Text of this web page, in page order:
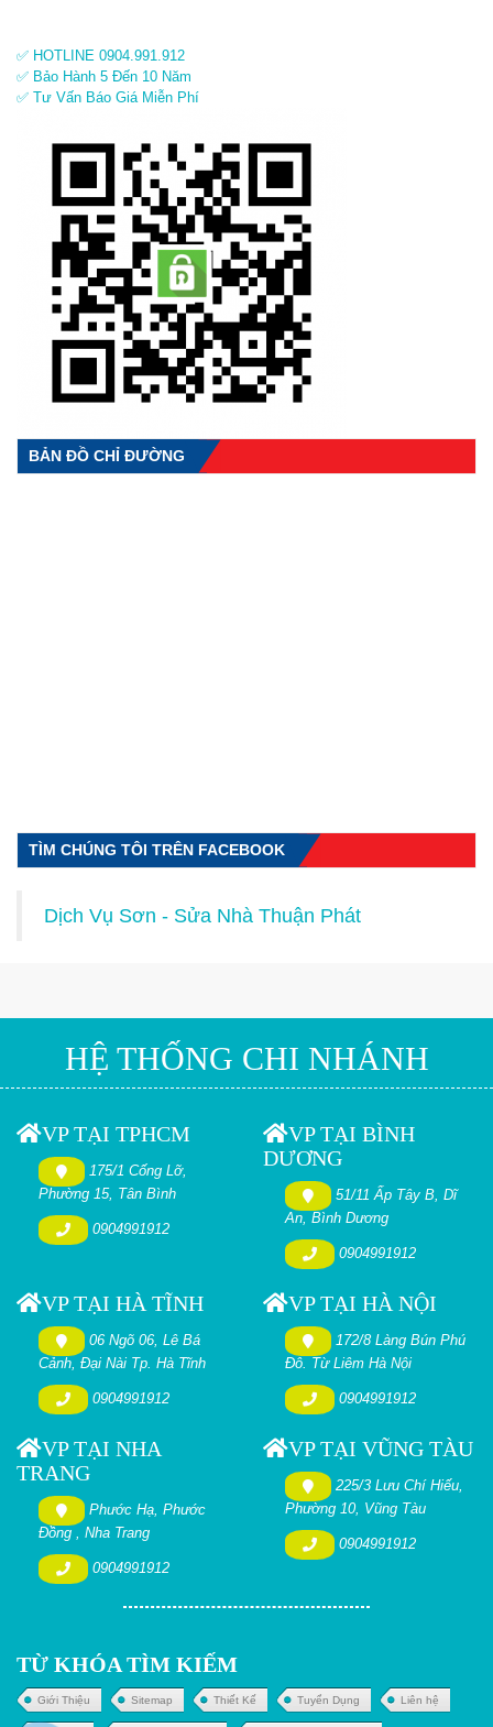
✅ HOTLINE 0904.991.912
✅ Bảo Hành 5 Đến 10 Năm
✅ Tư Vấn Báo Giá Miễn Phí
BẢN ĐỒ CHỈ ĐƯỜNG
TÌM CHÚNG TÔI TRÊN FACEBOOK
Dịch Vụ Sơn - Sửa Nhà Thuận Phát
HỆ THỐNG CHI NHÁNH
VP TẠI TPHCM
175/1 Cống Lỡ,
Phường 15, Tân Bình
0904991912
VP TẠI BÌNH
DƯƠNG
51/11 Ấp Tây B, Dĩ
An, Bình Dương
0904991912
VP TẠI HÀ TĨNH
06 Ngõ 06, Lê Bá
Cảnh, Đại Nài Tp. Hà Tĩnh
0904991912
VP TẠI HÀ NỘI
172/8 Làng Bún Phú
Đô. Từ Liêm Hà Nội
0904991912
VP TẠI NHA
TRANG
Phước Hạ, Phước
Đồng , Nha Trang
0904991912
VP TẠI VŨNG TÀU
225/3 Lưu Chí Hiếu,
Phường 10, Vũng Tàu
0904991912
TỪ KHÓA TÌM KIẾM
Giới Thiệu Sitemap Thiết Kế Tuyển Dụng Liên hệ